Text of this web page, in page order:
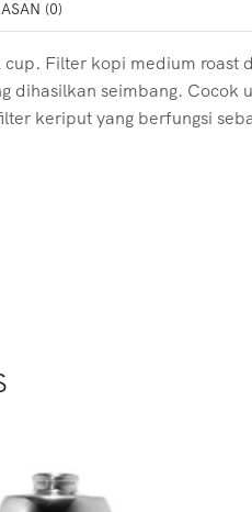
(0)
Filter kopi medium roast
seimbang. Cocok
keriput yang berfungsi